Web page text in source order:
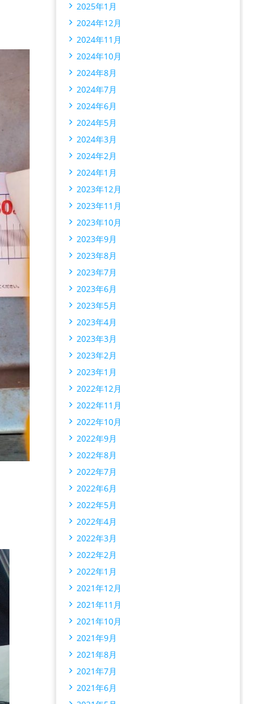
2025年1月
2024年12月
2024年11月
2024年10月
2024年8月
2024年7月
2024年6月
2024年5月
2024年3月
2024年2月
2024年1月
2023年12月
2023年11月
2023年10月
2023年9月
2023年8月
2023年7月
2023年6月
2023年5月
2023年4月
2023年3月
2023年2月
2023年1月
2022年12月
2022年11月
2022年10月
2022年9月
2022年8月
2022年7月
2022年6月
2022年5月
2022年4月
2022年3月
2022年2月
2022年1月
2021年12月
2021年11月
2021年10月
2021年9月
2021年8月
2021年7月
2021年6月